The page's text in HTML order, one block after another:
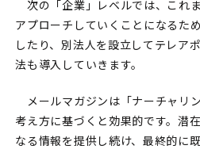
次の「企業」レベルでは、これ
アプローチしていくことになるた
したり、別法人を設立してテレア
法も導入していきます。
メールマガジンは「ナーチャリ
考え方に基づくと効果的です。潜
なる情報を提供し続け、最終的に